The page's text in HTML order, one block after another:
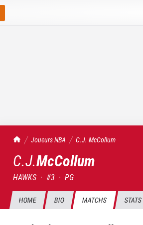
TrashTalk Actu NBA
Joueurs NBA C.J. McCollum
C.J.McCollum
HAWKS · #3 · PG
HOME BIO MATCHS STATS